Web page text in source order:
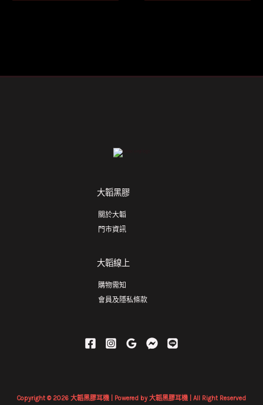
大韜黑膠
關於大韜
門市資訊
大韜線上
購物需知
會員及隱私條款
Copyright © 2026 大韜黑膠耳機 | Powered by 大韜黑膠耳機 | All Right Reserved